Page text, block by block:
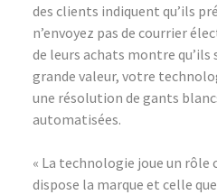
des clients indiquent qu’ils
n’envoyez pas de courrier
de leurs achats montre qu’ils
grande valeur, votre
une résolution de gants
automatisées.
« La technologie joue un
dispose la marque et celle